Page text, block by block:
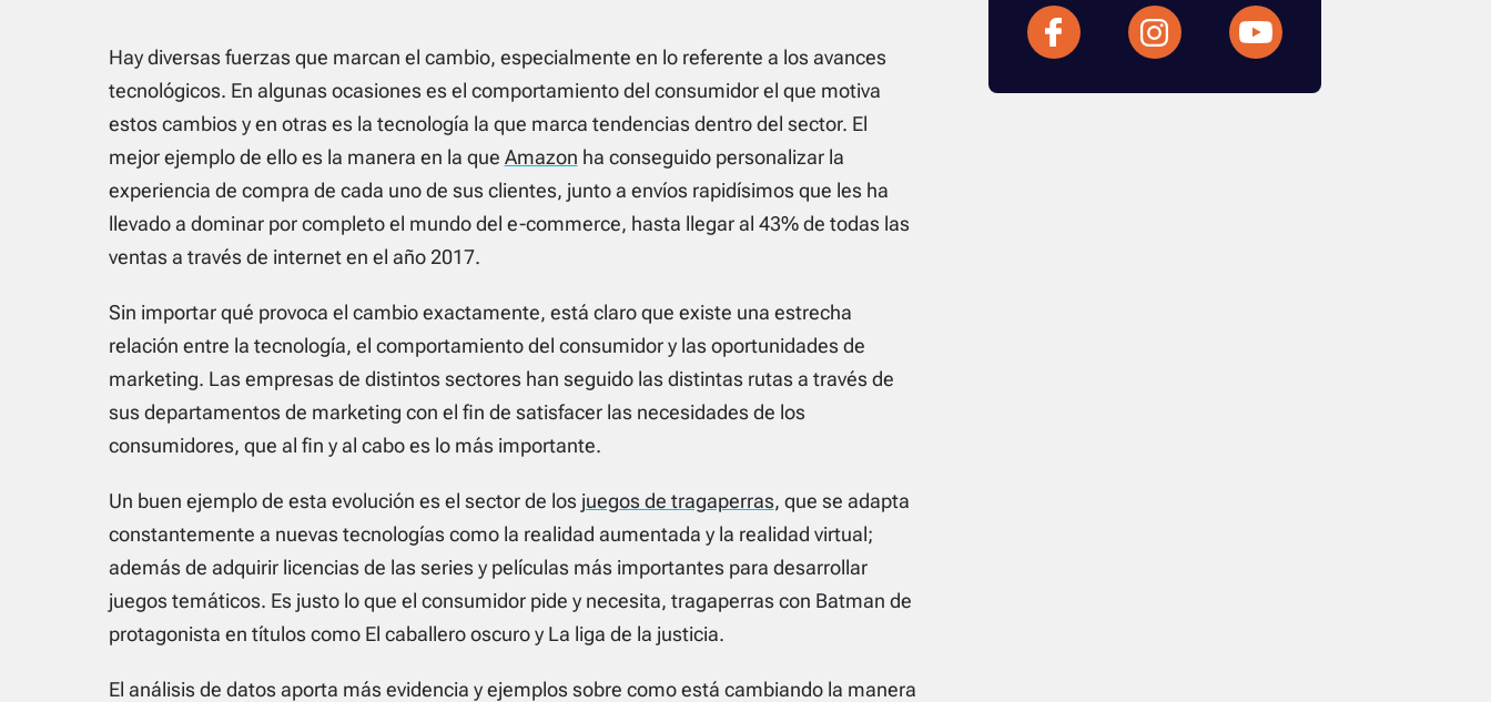
Hay diversas fuerzas que marcan el cambio, especialmente en lo referente a los avances
tecnológicos. En algunas ocasiones es el comportamiento del consumidor el que motiva
estos cambios y en otras es la tecnología la que marca tendencias dentro del sector. El
mejor ejemplo de ello es la manera en la que Amazon ha conseguido personalizar la
experiencia de compra de cada uno de sus clientes, junto a envíos rapidísimos que les ha
llevado a dominar por completo el mundo del e-commerce, hasta llegar al 43% de todas las
ventas a través de internet en el año 2017.
Sin importar qué provoca el cambio exactamente, está claro que existe una estrecha
relación entre la tecnología, el comportamiento del consumidor y las oportunidades de
marketing. Las empresas de distintos sectores han seguido las distintas rutas a través de
sus departamentos de marketing con el fin de satisfacer las necesidades de los
consumidores, que al fin y al cabo es lo más importante.
Un buen ejemplo de esta evolución es el sector de los juegos de tragaperras, que se adapta
constantemente a nuevas tecnologías como la realidad aumentada y la realidad virtual;
además de adquirir licencias de las series y películas más importantes para desarrollar
juegos temáticos. Es justo lo que el consumidor pide y necesita, tragaperras con Batman de
protagonista en títulos como El caballero oscuroy La liga de la justicia.
El análisis de datos aporta más evidencia y ejemplos sobre como está cambiando la manera